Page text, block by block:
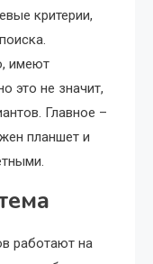
критерии,
имеют
это не значит,
Главное –
планшет и
работают на